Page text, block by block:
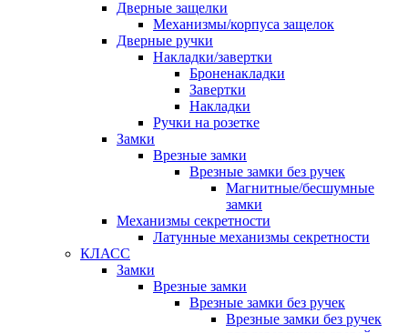
Дверные защелки
Механизмы/корпуса защелок
Дверные ручки
Накладки/завертки
Броненакладки
Завертки
Накладки
Ручки на розетке
Замки
Врезные замки
Врезные замки без ручек
Магнитные/бесшумные
замки
Механизмы секретности
Латунные механизмы секретности
КЛАСС
Замки
Врезные замки
Врезные замки без ручек
Врезные замки без ручек